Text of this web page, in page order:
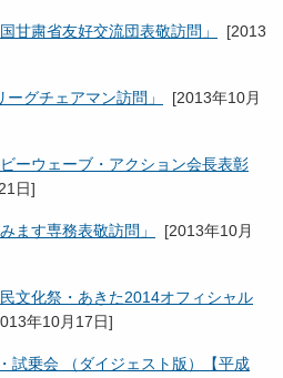
甘粛省友好交流団表敬訪問」 [2013
グチェアマン訪問」 [2013年10月
ーウェーブ・アクション会長表彰
日]
ます専務表敬訪問」 [2013年10月
文化祭・あきた2014オフィシャル
年10月17日]
試乗会 （ダイジェスト版）【平成